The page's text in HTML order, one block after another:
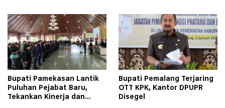
Bupati Pamekasan Lantik
Puluhan Pejabat Baru,
Tekankan Kinerja dan
Bupati Pemalang Terjaring
OTT KPK, Kantor DPUPR
Disegel